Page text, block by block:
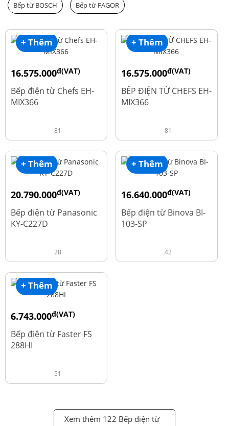
Bếp từ BOSCH
Bếp từ FAGOR
+ Thêm
16.575.000đ(VAT)
19.500.000
Bếp điện từ Chefs EH-
MIX366
81
+ Thêm
16.575.000đ(VAT)
19.500.000
BẾP ĐIỆN TỪ CHEFS EH-
MIX366
81
+ Thêm
20.790.000đ(VAT)
25.990.000
Bếp điện từ Panasonic
KY-C227D
28
+ Thêm
16.640.000đ(VAT)
20.800.000
Bếp điện từ Binova BI-
103-SP
42
+ Thêm
6.743.000đ(VAT)
8.990.000
Bếp điện từ Faster FS
288HI
51
Xem thêm 122 Bếp điện từ